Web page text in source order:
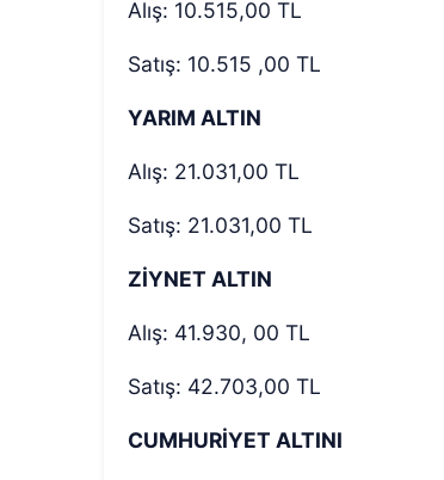
Alış: 10.515,00 TL
Satış: 10.515 ,00 TL
YARIM ALTIN
Alış: 21.031,00 TL
Satış: 21.031,00 TL
ZİYNET ALTIN
Alış: 41.930, 00 TL
Satış: 42.703,00 TL
CUMHURİYET ALTINI